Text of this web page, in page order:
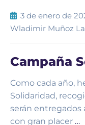
3 de enero de
Wladimir Muñoz
Campaña
Como cada año,
Solidaridad,
serán entregados
con gran placer …